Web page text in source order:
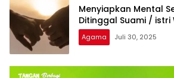
Menyiapkan Mental
Ditinggal Suami / istri
Agama Juli 30, 2025